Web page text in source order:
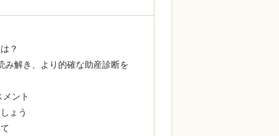
？
み解き、より的確な助産診断を
メント
しょう
て